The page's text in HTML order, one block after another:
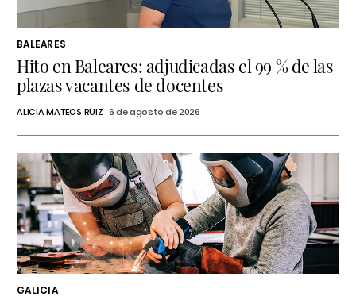
BALEARES
Hito en Baleares: adjudicadas el 99 % de las
plazas vacantes de docentes
ALICIA MATEOS RUIZ 6 de agosto de 2026
GALICIA